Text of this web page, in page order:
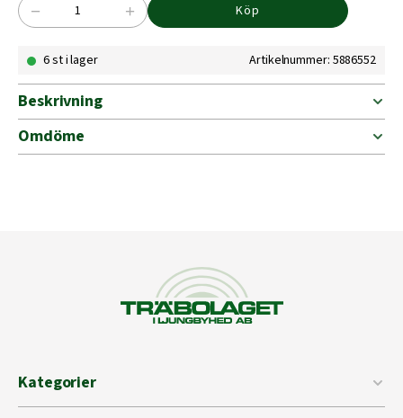
Lilium
mängd
− + Köp
6 st i lager Artikelnummer: 5886552
Beskrivning
Omdöme
Kategorier